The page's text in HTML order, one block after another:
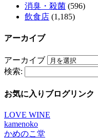
消臭・殺菌 (596)
飲食店 (1,185)
アーカイブ
アーカイブ
検索:
お気に入りブログリンク
LOVE WINE
kamenoko
かめのこ堂